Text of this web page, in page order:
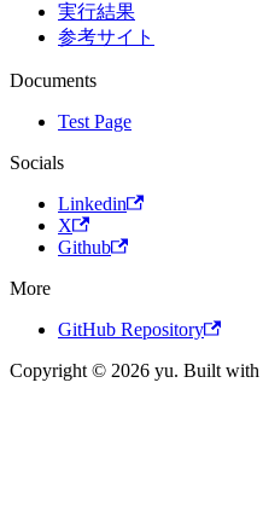
実行結果
参考サイト
Documents
Test Page
Socials
Linkedin
X
Github
More
GitHub Repository
Copyright © 2026 yu. Built with